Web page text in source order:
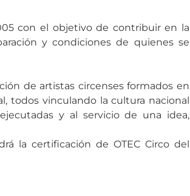
con el objetivo de contribuir en la
y condiciones de quienes se
de artistas circenses formados en
todos vinculando la cultura nacional
y al servicio de una idea,
la certificación de OTEC Circo del